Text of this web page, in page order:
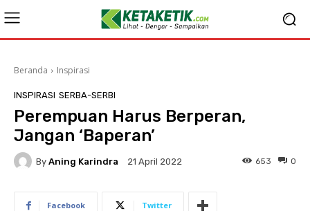
Beranda Inspirasi
INSPIRASI SERBA-SERBI
Perempuan Harus Berperan,
Jangan ‘Baperan’
By Aning Karindra 21 April 2022 0
653
Facebook Twitter